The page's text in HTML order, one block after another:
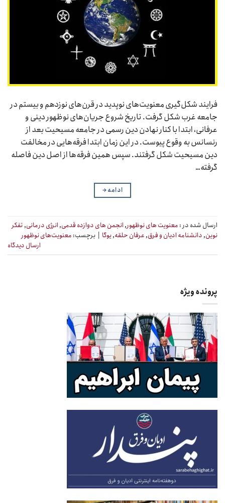
فرایند شکل‌گیری معنویت‌های نوپدید در قرن‌های نوزدهم و بیستم در
جامعه غرب شکل گرفت. تاریخ شروع جریان‌های نوظهور دینی و
عرفانی، ابتدا با کنار نهادن دین رسمی در جامعه مسیحیت بعد از
رنسانس به وقوع پیوست. در این زمان ابتدا فرقه‌هایی در مخالفت
دین مسیحیت شکل گرفتند. سپس همین فرقه‌ها از اصل دین فاصله
گرفته…
ادامه→
ارسال شده در : معنویت های نوظهور, انجمن های دوازده قدمی, انرژی درمانی, تفکر
نوین, دانشنامه ادیان و فرق, عرفان حلقه,یوگا | برچسب: معنویت‌های نوظهور
ارسال دیدگاه
پرونده ویژه